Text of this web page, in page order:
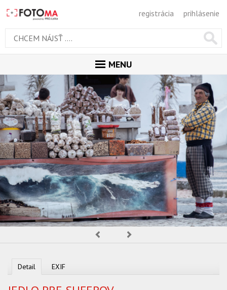
registrácia prihlásenie
MENU
ÚVOD
MAGAZÍN
GALÉRIA
PORADŇA
SÚŤAŽE
KALENDÁR AKCIÍ
WORKSHOPY
OBCHOD
Detail EXIF